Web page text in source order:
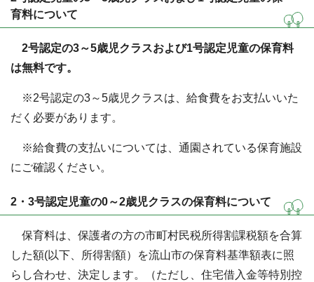
育料について
2号認定の3～5歳児クラスおよび1号認定児童の保育料
は無料です。
※2号認定の3～5歳児クラスは、給食費をお支払いいた
だく必要があります。
※給食費の支払いについては、通園されている保育施設
にご確認ください。
2・3号認定児童の0～2歳児クラスの保育料について
保育料は、保護者の方の市町村民税所得割課税額を合算
した額(以下、所得割額）を流山市の保育料基準額表に照
らし合わせ、決定します。（ただし、住宅借入金等特別控